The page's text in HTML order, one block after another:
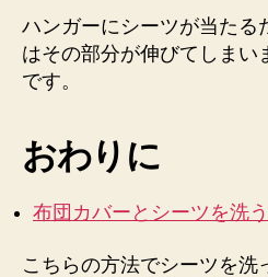
ハンガーにシーツが当たる
はその部分が伸びてしまい
です。
おわりに
布団カバーとシーツを洗
こちらの方法でシーツを洗